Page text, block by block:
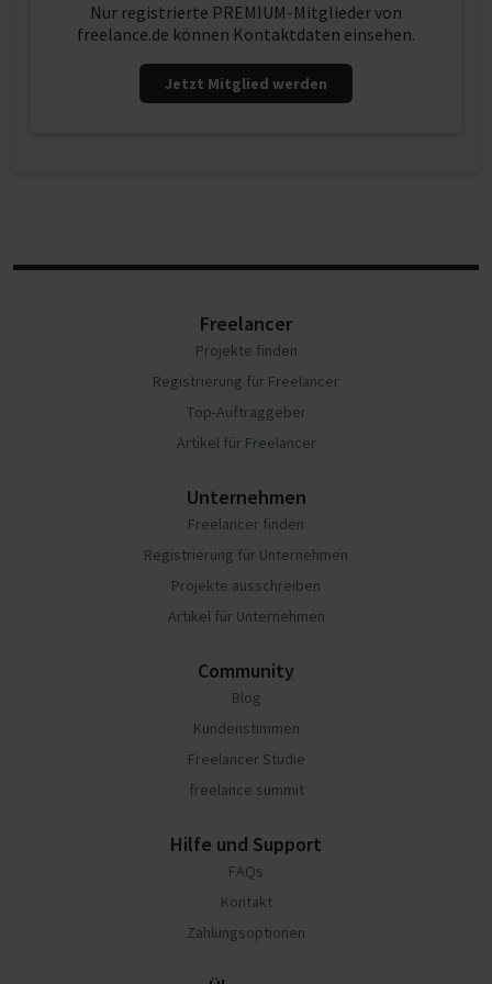
Nur registrierte PREMIUM-Mitglieder von
freelance.de können Kontaktdaten einsehen.
Jetzt Mitglied werden
Freelancer
Projekte finden
Registrierung für Freelancer
Top-Auftraggeber
Artikel für Freelancer
Unternehmen
Freelancer finden
Registrierung für Unternehmen
Projekte ausschreiben
Artikel für Unternehmen
Community
Blog
Kundenstimmen
Freelancer Studie
freelance summit
Hilfe und Support
FAQs
Kontakt
Zahlungsoptionen